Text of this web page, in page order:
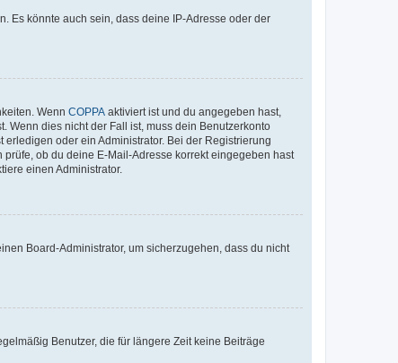
Es könnte auch sein, dass deine IP-Adresse oder der
Wenn COPPA aktiviert ist und du angegeben hast,
Wenn dies nicht der Fall ist, muss dein Benutzerkonto
oder ein Administrator. Bei der Registrierung
ob du deine E-Mail-Adresse korrekt eingegeben hast
einen Administrator.
Board-Administrator, um sicherzugehen, dass du nicht
Benutzer, die für längere Zeit keine Beiträge